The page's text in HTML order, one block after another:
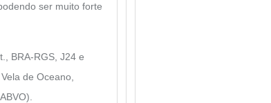
ser muito forte
BRA-RGS, J24 e
de Oceano,